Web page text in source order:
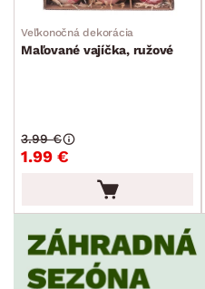
Veľkonočná dekorácia
Maľované vajíčka, ružové
1.99 €
3.99 €